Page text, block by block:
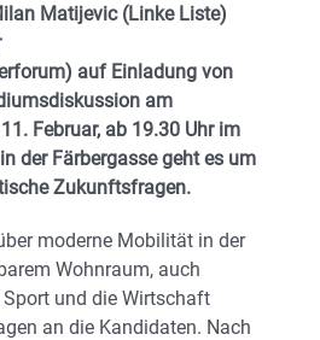
Matijevic (Linke Liste)
auf Einladung von
am
Februar, ab 19.30 Uhr im
der Färbergasse geht es um
Zukunftsfragen.
moderne Mobilität in der
Wohnraum, auch
und die Wirtschaft
an die Kandidaten. Nach